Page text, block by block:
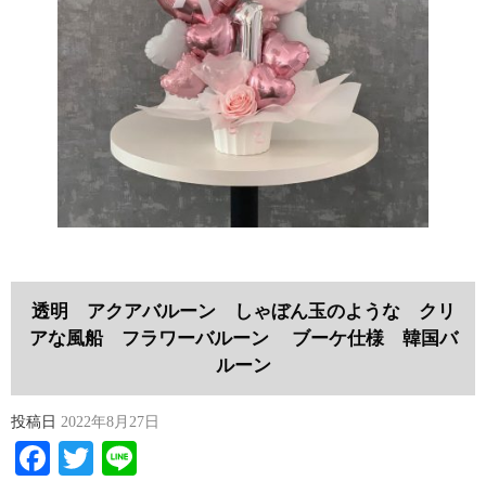
透明 アクアバルーン しゃぼん玉のような クリ
アな風船 フラワーバルーン ブーケ仕様 韓国バ
ルーン
投稿日 2022年8月27日
Facebook
Twitter